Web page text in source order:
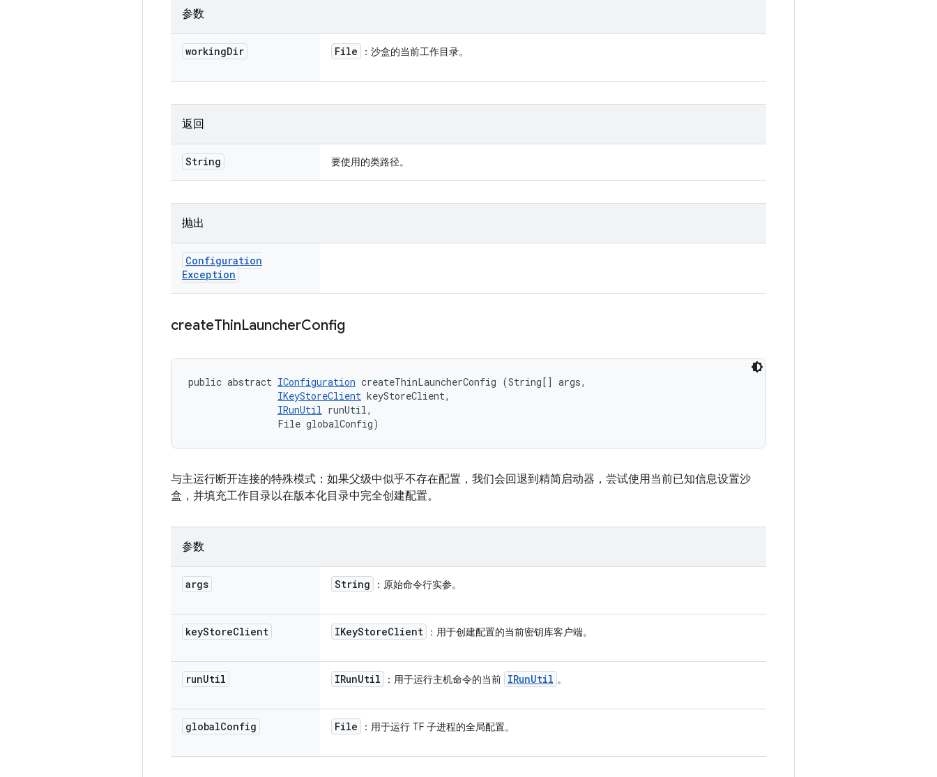
参数
workingDir File ：沙盒的当前工作目录。
返回
String 要使用的类路径。
抛出
Configuration
Exception
createThinLauncherConfig
public abstract IConfiguration createThinLauncherConfig (String[] args,
IKeyStoreClient keyStoreClient,
IRunUtil runUtil,
                File globalConfig)
与主运行断开连接的特殊模式：如果父级中似乎不存在配置，我们会回退到精简启动器，尝试使用当前已知信息设置沙
盒，并填充工作目录以在版本化目录中完全创建配置。
参数
args String ：原始命令行实参。
keyStoreClient IKeyStoreClient ：用于创建配置的当前密钥库客户端。
runUtil IRunUtil ：用于运行主机命令的当前 IRunUtil 。
globalConfig File ：用于运行 TF 子进程的全局配置。